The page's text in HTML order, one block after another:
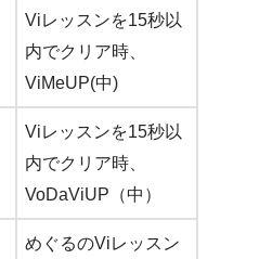
Viレッスンを15秒以
内でクリア時、
ViMeUP(中)
Viレッスンを15秒以
内でクリア時、
VoDaViUP（中）
めぐるのViレッスン